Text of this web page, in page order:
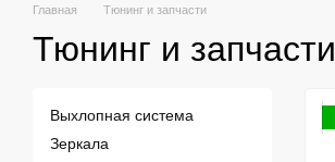
Главная Тюнинг и запчасти
Тюнинг и запчасти
Выхлопная система
Зеркала